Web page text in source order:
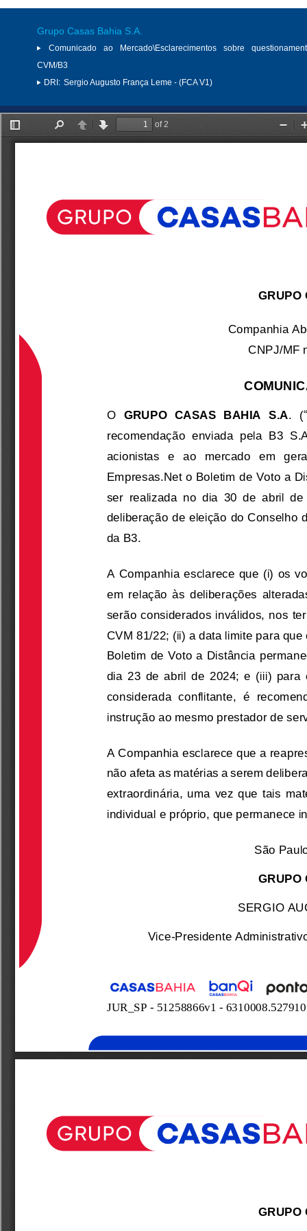
Grupo Casas Bahia S.A.
Comunicado ao Mercado\Esclarecimentos sobre
CVM/B3
DRI: Sergio Augusto França Leme - (FCA V1)